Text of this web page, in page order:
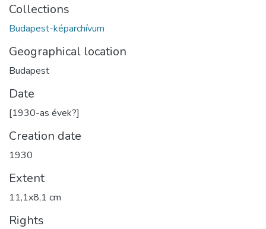
Collections
Budapest-képarchívum
Geographical location
Budapest
Date
[1930-as évek?]
Creation date
1930
Extent
11,1x8,1 cm
Rights